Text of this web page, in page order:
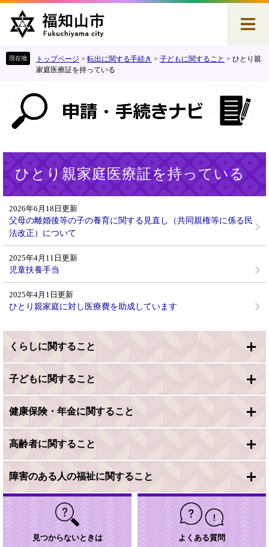
す
。
し
て
文
トップページ > 転出に関する手続き > 子どもに関すること > ひとり親
家庭医療証を持っている
ひとり親家庭医療証を持っている
2026年6月18日更新
父母の離婚後等の子の養育に関する見直し（共同親権等に係る民
法改正）について
2025年4月11日更新
児童扶養手当
2025年4月1日更新
ひとり親家庭に対し医療費を助成しています
くらしに関すること
子どもに関すること
健康保険・年金に関すること
高齢者に関すること
障害のある人の福祉に関すること
見つからないときは よくある質問